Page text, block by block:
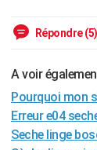
Répondre (5)
A voir
Pourquoi mon
Erreur e04
Seche linge